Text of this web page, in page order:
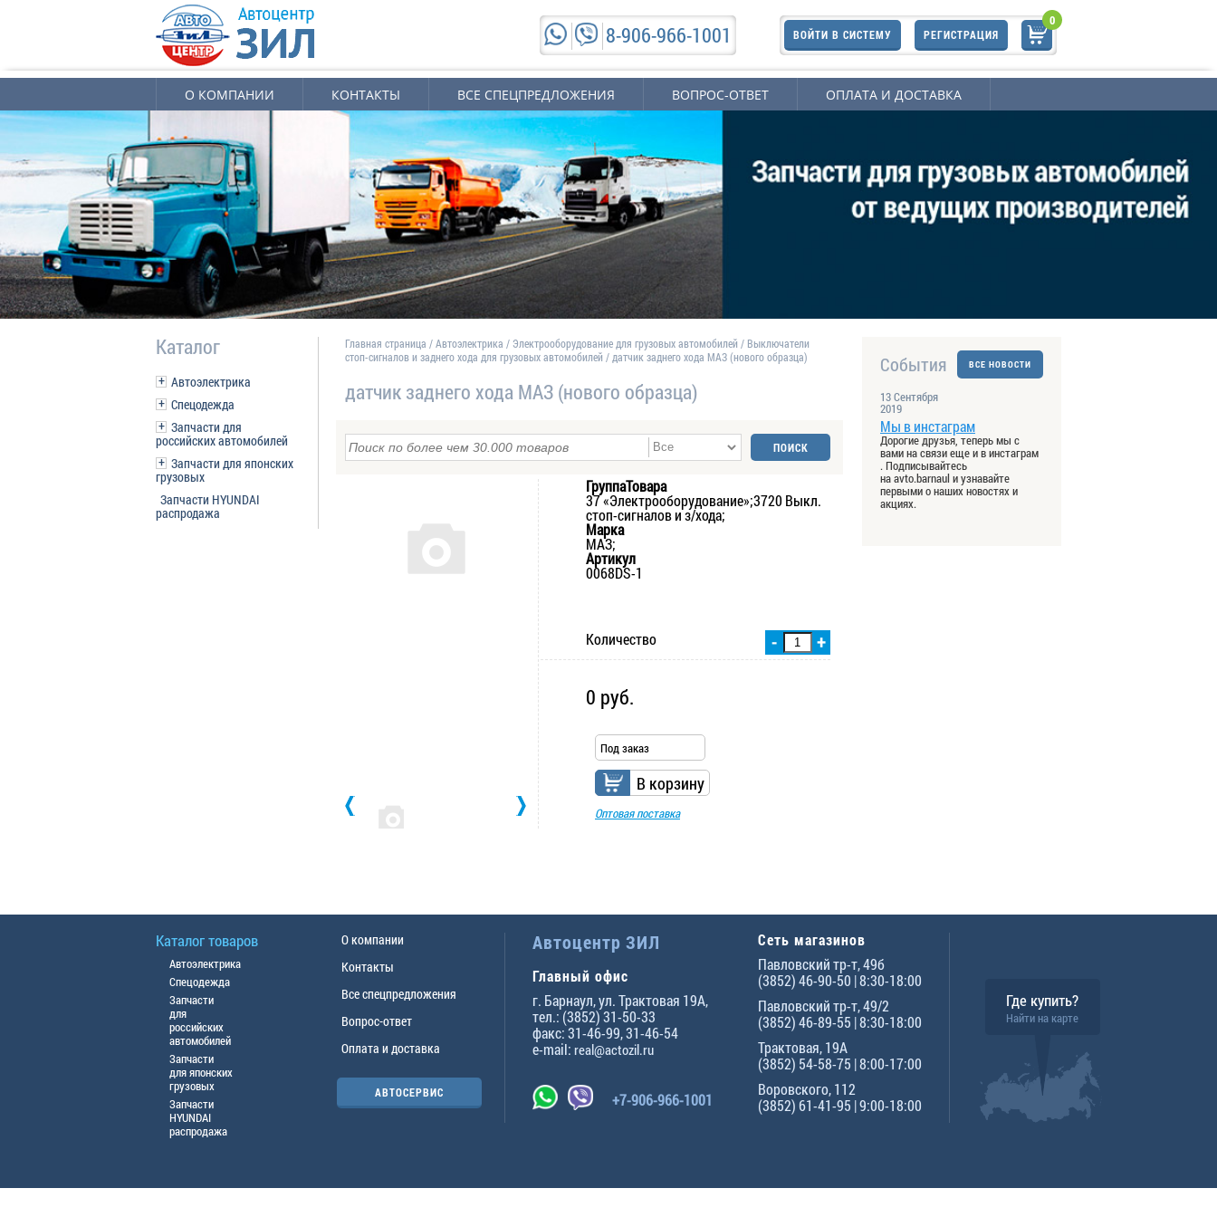
8-906-966-1001
0
ВОЙТИ В СИСТЕМУ РЕГИСТРАЦИЯ
О КОМПАНИИ КОНТАКТЫ ВСЕ СПЕЦПРЕДЛОЖЕНИЯ ВОПРОС-ОТВЕТ ОПЛАТА И ДОСТАВКА
Каталог
Автоэлектрика
Спецодежда
Запчасти для
российских автомобилей
Запчасти для японских
грузовых
Запчасти HYUNDAI
распродажа
ВСЕ НОВОСТИ
События
13 Сентября
2019
Мы в инстаграм
Дорогие друзья, теперь мы с
вами на связи еще и в инстаграм
. Подписывайтесь
на avto.barnaul и узнавайте
первыми о наших новостях и
акциях.
Главная страница /Автоэлектрика /Электрооборудование для грузовых автомобилей / Выключатели
стоп-сигналов и заднего хода для грузовых автомобилей / датчик заднего хода МАЗ (нового образца)
датчик заднего хода МАЗ (нового образца)
ГруппаТовара
37 «Электрооборудование»;3720 Выкл.
стоп-сигналов и з/хода;
Марка
МАЗ;
Артикул
0068DS-1
+
-
Количество
0 руб.
Под заказ
В корзину
Оптовая поставка
Каталог товаров
Автоэлектрика
Спецодежда
Запчасти
для
российских
автомобилей
Запчасти
для японских
грузовых
Запчасти
HYUNDAI
распродажа
О компании
Контакты
Все спецпредложения
Вопрос-ответ
Оплата и доставка
АВТОСЕРВИС
Автоцентр ЗИЛ
Главный офис
г. Барнаул,ул. Трактовая 19А,
тел.: (3852) 31-50-33
факс:31-46-99,31-46-54
e-mail: real@actozil.ru
+7-906-966-1001
Сеть магазинов
Павловский тр-т, 49б
(3852) 46-90-50 | 8:30-18:00
Павловский тр-т, 49/2
(3852) 46-89-55 | 8:30-18:00
Трактовая, 19А
(3852) 54-58-75 | 8:00-17:00
Воровского, 112
(3852) 61-41-95 | 9:00-18:00
Где купить?
Найти на карте